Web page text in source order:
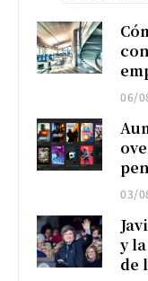
06/
03/
y
de